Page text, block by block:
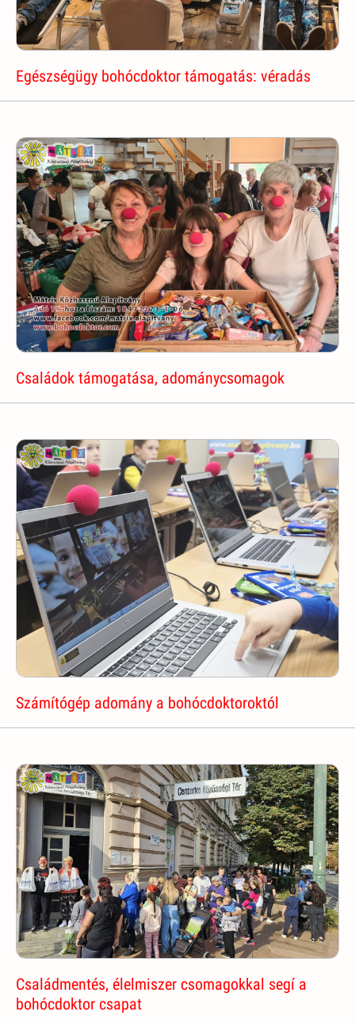
Egészségügy bohócdoktor támogatás: véradás
Családok támogatása, adománycsomagok
Számítógép adomány a bohócdoktoroktól
Családmentés, élelmiszer csomagokkal segí a
bohócdoktor csapat